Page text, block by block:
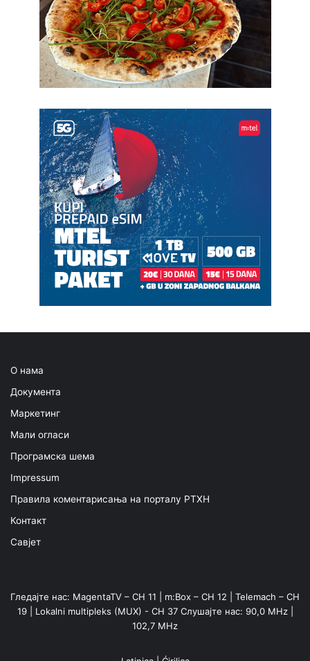
О нама
Документа
Маркетинг
Мали огласи
Програмска шема
Impressum
Правила коментарисања на порталу РТХН
Контакт
Савјет
Гледајте нас: MagentaTV – CH 11 | m:Box – CH 12 | Telemach – CH
19 | Lokalni multipleks (MUX) - CH 37 Слушајте нас: 90,0 MHz |
102,7 MHz